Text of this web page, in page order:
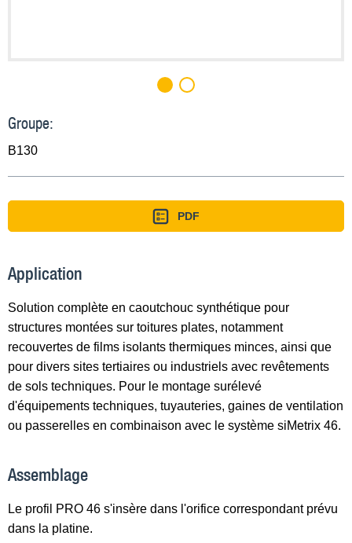
Groupe:
B130
PDF
Application
Solution complète en caoutchouc synthétique pour
structures montées sur toitures plates, notamment
recouvertes de films isolants thermiques minces, ainsi que
pour divers sites tertiaires ou industriels avec revêtements
de sols techniques. Pour le montage surélevé
d'équipements techniques, tuyauteries, gaines de ventilation
ou passerelles en combinaison avec le système siMetrix 46.
Assemblage
Le profil PRO 46 s'insère dans l'orifice correspondant prévu
dans la platine.